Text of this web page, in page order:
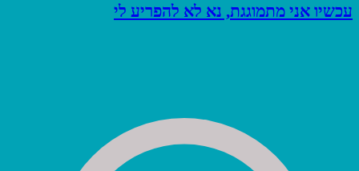
עכשיו אני מתמוגגת, נא לא להפריע לי